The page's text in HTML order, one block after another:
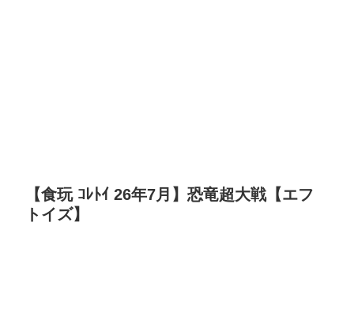
【食玩 ｺﾚﾄｲ 26年7月】恐竜超大戦【エフ
トイズ】